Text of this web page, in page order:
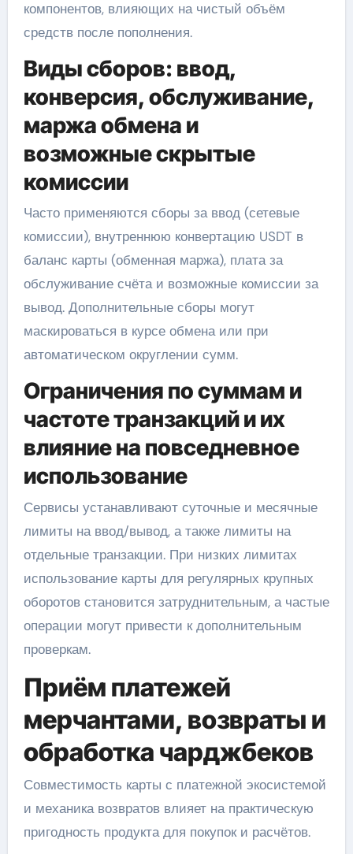
компонентов, влияющих на чистый объём
средств после пополнения.
Виды сборов: ввод,
конверсия, обслуживание,
маржа обмена и
возможные скрытые
комиссии
Часто применяются сборы за ввод (сетевые
комиссии), внутреннюю конвертацию USDT в
баланс карты (обменная маржа), плата за
обслуживание счёта и возможные комиссии за
вывод. Дополнительные сборы могут
маскироваться в курсе обмена или при
автоматическом округлении сумм.
Ограничения по суммам и
частоте транзакций и их
влияние на повседневное
использование
Сервисы устанавливают суточные и месячные
лимиты на ввод/вывод, а также лимиты на
отдельные транзакции. При низких лимитах
использование карты для регулярных крупных
оборотов становится затруднительным, а частые
операции могут привести к дополнительным
проверкам.
Приём платежей
мерчантами, возвраты и
обработка чарджбеков
Совместимость карты с платежной экосистемой
и механика возвратов влияет на практическую
пригодность продукта для покупок и расчётов.